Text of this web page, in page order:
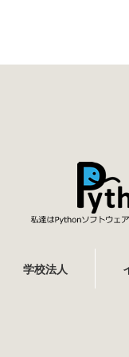
学校法人